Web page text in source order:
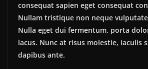
consequat sapien eget consequat
Nullam tristique non neque
Nulla eget dui fermentum, porta
lacus. Nunc at risus molestie, iaculis
dapibus ante.